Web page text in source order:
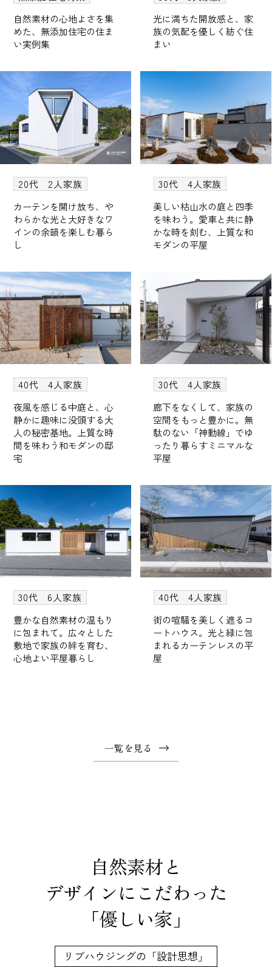
自然素材の心地よさを集
めた、無添加住宅の住ま
い実例集
光に満ちた開放感と、家
族の気配を優しく紡ぐ住
まい
20代 2人家族
カーテンを開け放ち、や
わらかな光と大好きなワ
インの余韻を楽しむ暮ら
し
30代 4人家族
美しい枯山水の庭と四季
を味わう。愛車と共に静
かな時を刻む、上質な和
モダンの平屋
40代 4人家族
夜風を感じる中庭と、心
静かに趣味に没頭する大
人の秘密基地。上質な時
間を味わう和モダンの邸
宅
30代 4人家族
廊下をなくして、家族の
空間をもっと豊かに。無
駄のない「神動線」でゆ
ったり暮らすミニマルな
平屋
30代 6人家族
豊かな自然素材の温もり
に包まれて。広々とした
敷地で家族の絆を育む、
心地よい平屋暮らし
40代 4人家族
街の喧騒を美しく遮るコ
ートハウス。光と緑に包
まれるカーテンレスの平
屋
一覧を見る
自然素材と
デザインにこだわった
「優しい家」
リブハウジングの「設計思想」